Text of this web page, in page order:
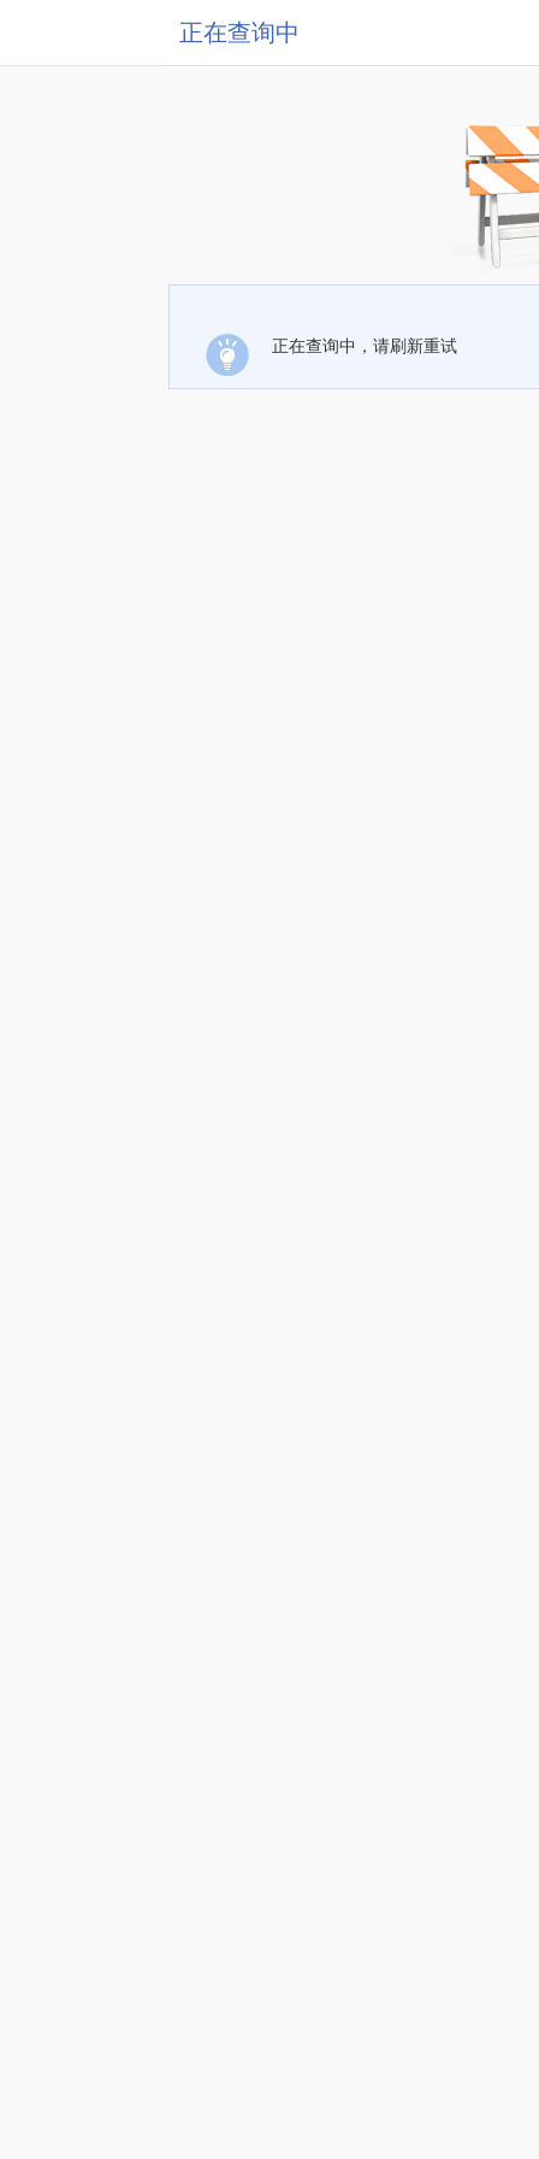
正在查询中
正在查询中，请刷新重试